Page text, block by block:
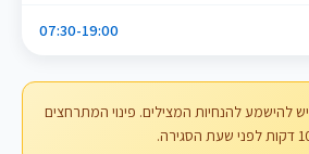
07:30-19:00
יש להישמע להנחיות המצילים. פינוי המתרחצים